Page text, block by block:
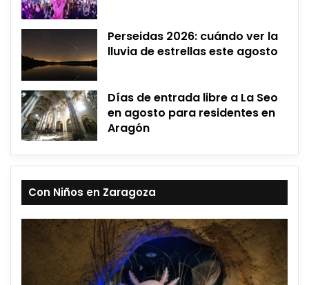
Perseidas 2026: cuándo ver la
lluvia de estrellas este agosto
Días de entrada libre a La Seo
en agosto para residentes en
Aragón
Con Niños en Zaragoza